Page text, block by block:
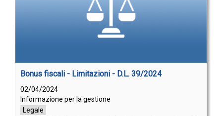
Bonus fiscali - Limitazioni - D.L. 39/2024
02/04/2024
Informazione per la gestione
Legale